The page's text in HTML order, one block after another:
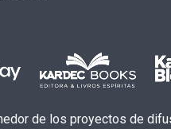
de los proyectos de